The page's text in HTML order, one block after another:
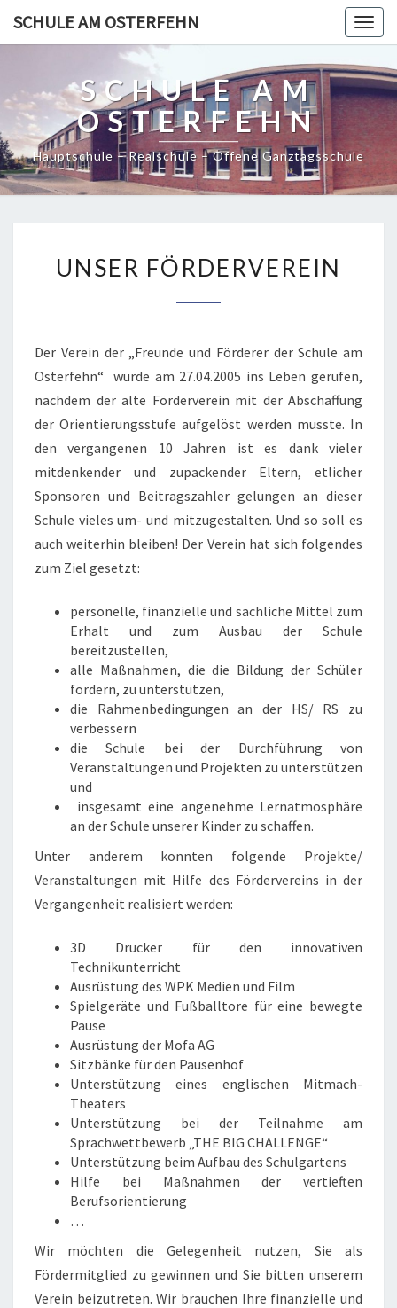
SCHULE AM OSTERFEHN
SCHULE AM
OSTERFEHN
Hauptschule – Realschule – Offene Ganztagsschule
FÖRDERVEREIN
UNSER FÖRDERVEREIN
Der Verein der „Freunde und Förderer der Schule am
Osterfehn“ wurde am 27.04.2005 ins Leben gerufen,
nachdem der alte Förderverein mit der Abschaffung
der Orientierungsstufe aufgelöst werden musste. In
den vergangenen 10 Jahren ist es dank vieler
mitdenkender und zupackender Eltern, etlicher
Sponsoren und Beitragszahler gelungen an dieser
Schule vieles um- und mitzugestalten. Und so soll es
auch weiterhin bleiben! Der Verein hat sich folgendes
zum Ziel gesetzt:
personelle, finanzielle und sachliche Mittel zum
Erhalt und zum Ausbau der Schule
bereitzustellen,
alle Maßnahmen, die die Bildung der Schüler
fördern, zu unterstützen,
die Rahmenbedingungen an der HS/ RS zu
verbessern
die Schule bei der Durchführung von
Veranstaltungen und Projekten zu unterstützen
und
insgesamt eine angenehme Lernatmosphäre
an der Schule unserer Kinder zu schaffen.
Unter anderem konnten folgende Projekte/
Veranstaltungen mit Hilfe des Fördervereins in der
Vergangenheit realisiert werden:
3D Drucker für den innovativen
Technikunterricht
Ausrüstung des WPK Medien und Film
Spielgeräte und Fußballtore für eine bewegte
Pause
Ausrüstung der Mofa AG
Sitzbänke für den Pausenhof
Unterstützung eines englischen Mitmach-
Theaters
Unterstützung bei der Teilnahme am
Sprachwettbewerb „THE BIG CHALLENGE“
Unterstützung beim Aufbau des Schulgartens
Hilfe bei Maßnahmen der vertieften
Berufsorientierung
…
Wir möchten die Gelegenheit nutzen, Sie als
Fördermitglied zu gewinnen und Sie bitten unserem
Verein beizutreten. Wir brauchen Ihre finanzielle und